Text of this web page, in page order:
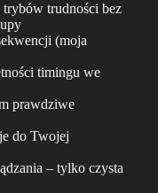
trudności bez
(moja
timingu we
prawdziwe
do Twojej
– tylko czysta